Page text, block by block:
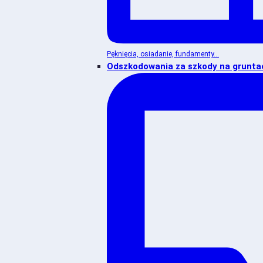
Pęknięcia, osiadanie, fundamenty...
Odszkodowania za szkody na